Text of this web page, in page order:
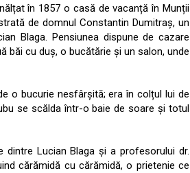
în 1857 o casă de vacanță în Munții
de domnul Constantin Dumitraș, un
Blaga. Pensiunea dispune de cazare
băi cu duș, o bucătărie și un salon, unde
o bucurie nesfârșită; era în colțul lui de
se scălda într-o baie de soare și totul
dintre Lucian Blaga și a profesorului dr.
cărămidă cu cărămidă, o prietenie ce